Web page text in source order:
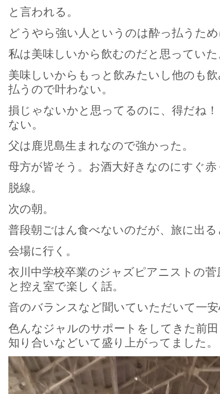
と言われる。
どうやら強い人というのは酔っ払うた
私は美味しいから飲むのだと思ってい
美味しいからもっと飲みたいし他のも
払うので叶わない。
損じゃないかと思ってるのに、得だね
ない。
父は鹿児島生まれなので強かった。
母方が皆そう。お酒大好きなのにすぐ
脱線。
次の朝。
普段朝ごはん食べないのだが、旅に出
会場に行く。
衣川中学校卒業のジャズピアニストの
と控え室で楽しく話。
音のバランスなど聞いていただいて一
色んなジャルのサポートをしてきた前
知り合いなどいて盛り上がってました。